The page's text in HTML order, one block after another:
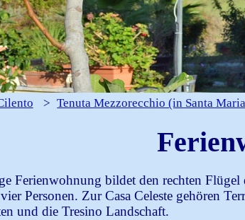
> Tenuta Mezzorecchio (in Santa
Ferienwohnung bildet den rechten Flügel
Personen. Zur Casa Celeste gehören
und die Tresino Landschaft.
wird verschlüsselt per https an azzurro-
zur Beantwortung Ihrer Anfrage
widerrufen. Hier finden Sie unsere